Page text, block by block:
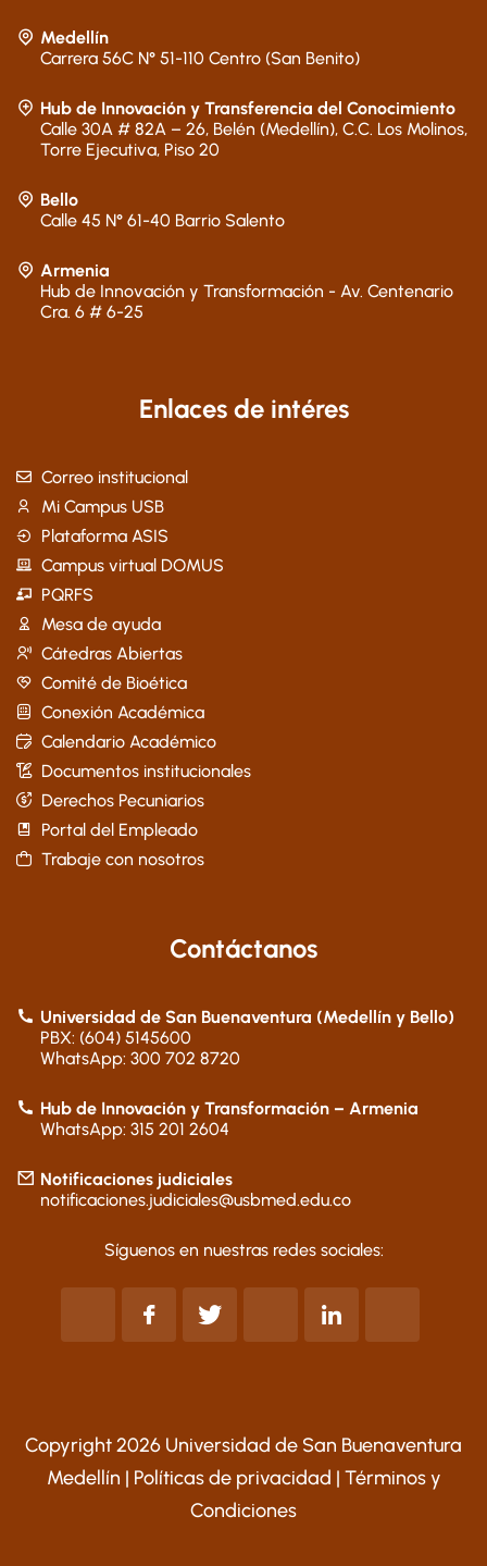
Medellín
Carrera 56C N° 51-110 Centro (San Benito)
Hub de Innovación y Transferencia del Conocimiento
Calle 30A # 82A – 26, Belén (Medellín), C.C. Los Molinos,
Torre Ejecutiva, Piso 20
Bello
Calle 45 N° 61-40 Barrio Salento
Armenia
Hub de Innovación y Transformación - Av. Centenario
Cra. 6 # 6-25
Enlaces de intéres
Correo institucional
Mi Campus USB
Plataforma ASIS
Campus virtual DOMUS
PQRFS
Mesa de ayuda
Cátedras Abiertas
Comité de Bioética
Conexión Académica
Calendario Académico
Documentos institucionales
Derechos Pecuniarios
Portal del Empleado
Trabaje con nosotros
Contáctanos
Universidad de San Buenaventura (Medellín y Bello)
PBX: (604) 5145600
WhatsApp: 300 702 8720
Hub de Innovación y Transformación – Armenia
WhatsApp: 315 201 2604
Notificaciones judiciales
notificaciones.judiciales@usbmed.edu.co
Síguenos en nuestras redes sociales:
Copyright 2026 Universidad de San Buenaventura
Medellín | Políticas de privacidad | Términos y
Condiciones